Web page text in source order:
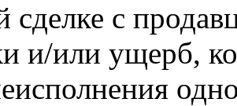
сделке с
и/или ущерб,